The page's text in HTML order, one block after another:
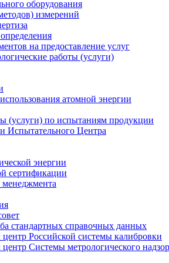
оборудования
измерений
на предоставление услуг
работы (услуги)
атомной энергии
(услуги) по испытаниям продукции
Испытательного Центра
энергии
сертификации
стандартных справочных данных
Российской системы калибровки
Системы метрологического